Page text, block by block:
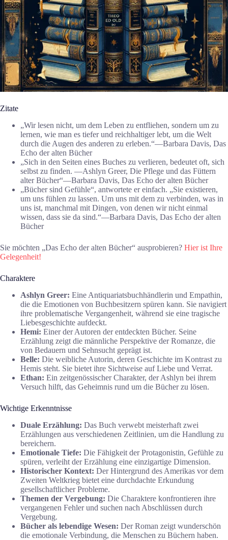
Zitate
„Wir lesen nicht, um dem Leben zu entfliehen, sondern um zu
lernen, wie man es tiefer und reichhaltiger lebt, um die Welt
durch die Augen des anderen zu erleben.“―Barbara Davis, Das
Echo der alten Bücher
„Sich in den Seiten eines Buches zu verlieren, bedeutet oft, sich
selbst zu finden. —Ashlyn Greer, Die Pflege und das Füttern
alter Bücher“―Barbara Davis, Das Echo der alten Bücher
„Bücher sind Gefühle“, antwortete er einfach. „Sie existieren,
um uns fühlen zu lassen. Um uns mit dem zu verbinden, was in
uns ist, manchmal mit Dingen, von denen wir nicht einmal
wissen, dass sie da sind.“―Barbara Davis, Das Echo der alten
Bücher
Sie möchten „Das Echo der alten Bücher“ ausprobieren? Hier ist Ihre
Gelegenheit!
Charaktere
Ashlyn Greer: Eine Antiquariatsbuchhändlerin und Empathin,
die die Emotionen von Buchbesitzern spüren kann. Sie navigiert
ihre problematische Vergangenheit, während sie eine tragische
Liebesgeschichte aufdeckt.
Hemi: Einer der Autoren der entdeckten Bücher. Seine
Erzählung zeigt die männliche Perspektive der Romanze, die
von Bedauern und Sehnsucht geprägt ist.
Belle: Die weibliche Autorin, deren Geschichte im Kontrast zu
Hemis steht. Sie bietet ihre Sichtweise auf Liebe und Verrat.
Ethan: Ein zeitgenössischer Charakter, der Ashlyn bei ihrem
Versuch hilft, das Geheimnis rund um die Bücher zu lösen.
Wichtige Erkenntnisse
Duale Erzählung: Das Buch verwebt meisterhaft zwei
Erzählungen aus verschiedenen Zeitlinien, um die Handlung zu
bereichern.
Emotionale Tiefe: Die Fähigkeit der Protagonistin, Gefühle zu
spüren, verleiht der Erzählung eine einzigartige Dimension.
Historischer Kontext: Der Hintergrund des Amerikas vor dem
Zweiten Weltkrieg bietet eine durchdachte Erkundung
gesellschaftlicher Probleme.
Themen der Vergebung: Die Charaktere konfrontieren ihre
vergangenen Fehler und suchen nach Abschlüssen durch
Vergebung.
Bücher als lebendige Wesen: Der Roman zeigt wunderschön
die emotionale Verbindung, die Menschen zu Büchern haben.